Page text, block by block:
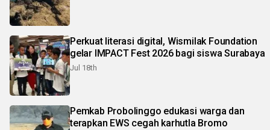
Perkuat literasi digital, Wismilak Foundation
gelar IMPACT Fest 2026 bagi siswa Surabaya
Jul 18th
Pemkab Probolinggo edukasi warga dan
terapkan EWS cegah karhutla Bromo